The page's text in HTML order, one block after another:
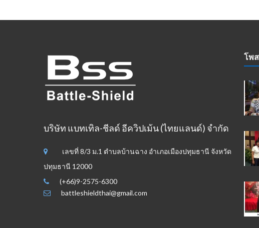
บริษัท แบทเทิล-ชีลด์ อีควิปเม้น (ไทยแลนด์) จำกัด
เลขที่ 8/3 ม.1 ตำบลบ้านฉาง อำเภอเมืองปทุมธานี จังหวัด
ปทุมธานี 12000
(+66)9-2575-6300
battleshieldthai@gmail.com
โพ